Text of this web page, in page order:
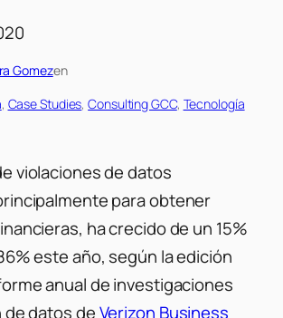
Gomezen
, Case Studies, Consulting GCC, Tecnología
violaciones de datos
para obtener
ha crecido de un 15%
este año, según la edición
anual de investigaciones
de datos deVerizon Business